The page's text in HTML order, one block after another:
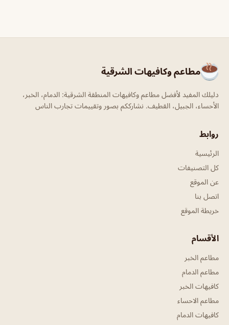
مطاعم وكافيهات الشرقية
دليلك المفيد لأفضل مطاعم وكافيهات المنطقة الشرقية: الدمام، الخبر،
الأحساء، الجبيل، القطيف. نشارككم بصور وتقييمات تجارب الناس
روابط
الرئيسية
كل التصنيفات
عن الموقع
اتصل بنا
خريطة الموقع
الأقسام
مطاعم الخبر
مطاعم الدمام
كافيهات الخبر
مطاعم الاحساء
كافيهات الدمام